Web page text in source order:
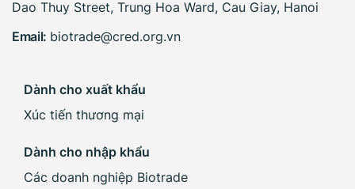
Dao Thuy Street, Trung Hoa Ward, Cau Giay, Hanoi
Email: biotrade@cred.org.vn
Dành cho xuất khẩu
Xúc tiến thương mại
Dành cho nhập khẩu
Các doanh nghiệp Biotrade